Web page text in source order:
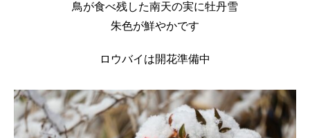
鳥が食べ残した南天の実に牡丹雪
朱色が鮮やかです
ロウバイは開花準備中